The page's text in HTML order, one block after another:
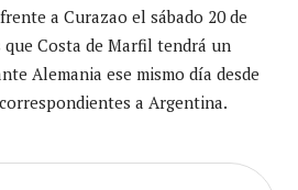
a Curazao el sábado 20 de
Costa de Marfil tendrá un
Alemania ese mismo día desde
a Argentina.